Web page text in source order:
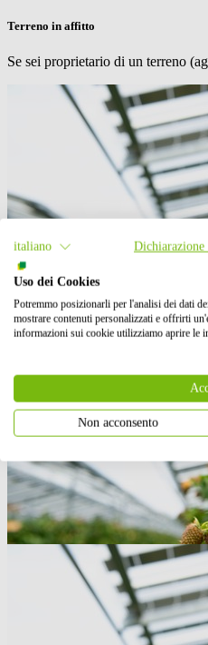
Terreno in affitto
Se sei proprietario di un terreno
italiano Dichiarazione
Uso dei Cookies
Potremmo posizionarli per l'analisi dei dati
mostrare contenuti personalizzati e offrirti
informazioni sui cookie utilizziamo aprire le
Non acconsento